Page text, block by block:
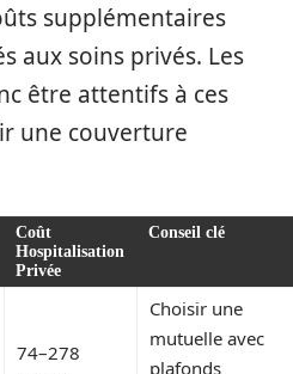
supplémentaires
aux soins privés. Les
être attentifs à ces
une couverture
Coût
Hospitalisation
Privée
Conseil clé
74–278
Choisir une
mutuelle avec
plafonds